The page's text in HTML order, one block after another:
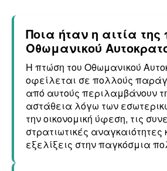
Ποια ήταν η αιτία της
Οθωμανικού
Η πτώση του Οθωμανικού
οφείλεται σε πολλούς
από αυτούς περιλαμβάνουν
αστάθεια λόγω των
την οικονομική ύφεση, τις
στρατιωτικές αναγκαιότητες
εξελίξεις στην παγκόσμια